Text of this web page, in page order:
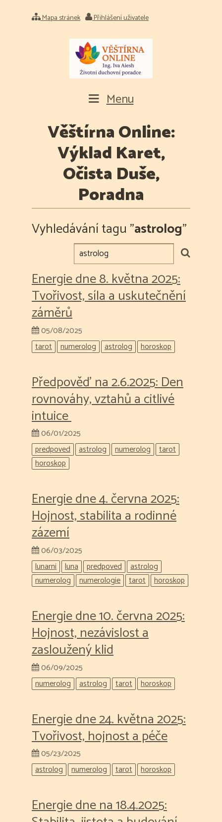
Mapa stránek Přihlášení uživatele
Menu
Věštírna Online:
Výklad Karet,
Očista Duše,
Poradna
Vyhledávání tagu "astrolog"
Energie dne 8. května 2025:
Tvořivost, síla a uskutečnění
záměrů
05/08/2025
tarot
numerolog astrolog horoskop
Předpověď na 2.6.2025: Den
rovnováhy, vztahů a citlivé
intuice
06/01/2025
predpoved
astrolog numerolog
tarot
horoskop
Energie dne 4. června 2025:
Hojnost, stabilita a rodinné
zázemí
06/03/2025
lunarni
luna predpoved
astrolog
numerolog
numerologie tarot horoskop
Energie dne 10. června 2025:
Hojnost, nezávislost a
zasloužený klid
06/09/2025
numerolog
astrolog tarot horoskop
Energie dne 24. května 2025:
Tvořivost, hojnost a péče
05/23/2025
astrolog
numerolog tarot horoskop
Energie dne na 18.4.2025: